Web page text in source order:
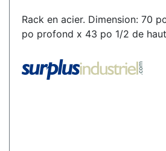
Rack en acier. Dimension: 70
po profond x 43 po 1/2 de haut